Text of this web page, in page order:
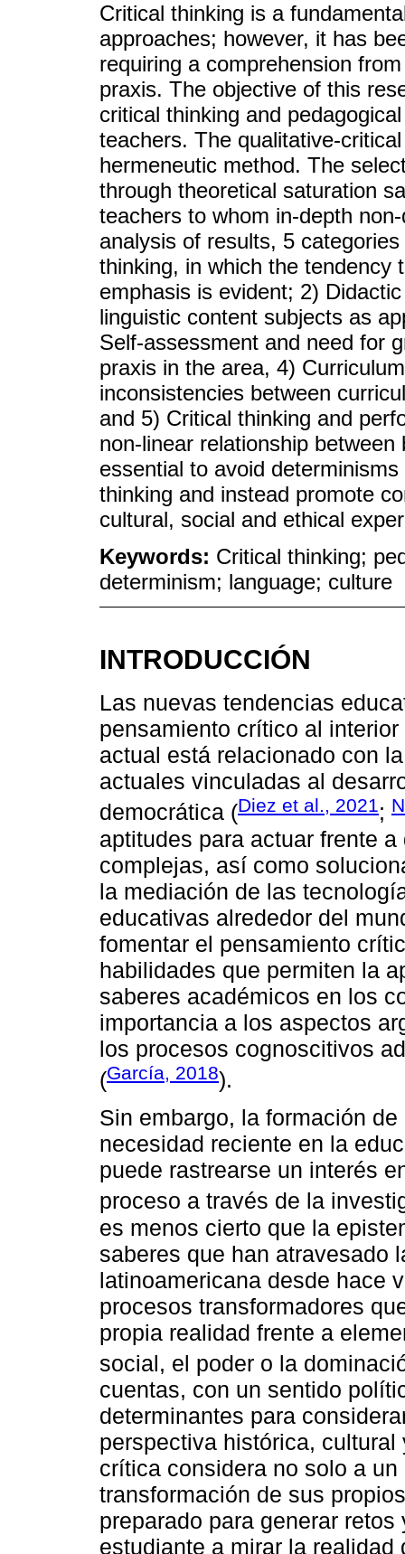
Critical thinking is a
approaches; however, it has
requiring a comprehension
praxis. The objective of this
critical thinking and
teachers. The qualitative-
hermeneutic method. The
through theoretical saturation
teachers to whom in-depth
analysis of results, 5
thinking, in which the tendency
emphasis is evident; 2)
linguistic content subjects as
Self-assessment and need for
praxis in the area, 4)
inconsistencies between
and 5) Critical thinking and
non-linear relationship
essential to avoid
thinking and instead promote
cultural, social and ethical
Keywords: Critical thinking;
determinism; language; culture
INTRODUCCIÓN
Las nuevas tendencias
pensamiento crítico al
actual está relacionado con
actuales vinculadas al
democrática (Diez et al., 2021;
aptitudes para actuar frente
complejas, así como
la mediación de las
educativas alrededor del
fomentar el pensamiento
habilidades que permiten la
saberes académicos en los
importancia a los aspectos
los procesos cognoscitivos
(García, 2018).
Sin embargo, la formación
necesidad reciente en la
puede rastrearse un interés
proceso a través de la
es menos cierto que la
saberes que han atravesado
latinoamericana desde hace
procesos transformadores
propia realidad frente a
social, el poder o la
cuentas, con un sentido
determinantes para
perspectiva histórica,
crítica considera no solo a
transformación de sus
preparado para generar
estudiante a mirar la